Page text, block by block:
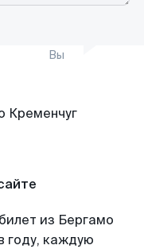
Вы
из Бергамо
году, каждую